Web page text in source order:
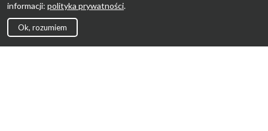
informacji: polityka prywatności.
Ok, rozumiem